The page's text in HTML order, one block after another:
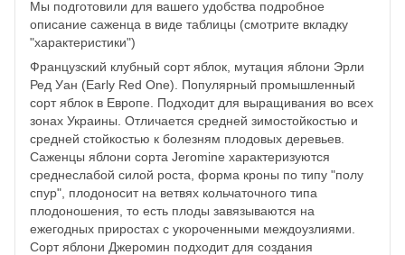
Мы подготовили для вашего удобства подробное
описание саженца в виде таблицы (смотрите вкладку
"характеристики")
Французский клубный сорт яблок, мутация яблони Эрли
Ред Уан (Early Red One). Популярный промышленный
сорт яблок в Европе. Подходит для выращивания во всех
зонах Украины. Отличается средней зимостойкостью и
средней стойкостью к болезням плодовых деревьев.
Саженцы яблони сорта Jeromine характеризуются
среднеслабой силой роста, форма кроны по типу "полу
спур", плодоносит на ветвях кольчаточного типа
плодоношения, то есть плоды завязываются на
ежегодных приростах с укороченными междоузлиями.
Сорт яблони Джеромин подходит для создания